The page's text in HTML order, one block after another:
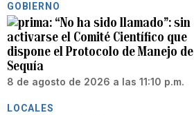
GOBIERNO
“No ha sido llamado”: sin
activarse el Comité Científico que
dispone el Protocolo de Manejo de
Sequía
8 de agosto de 2026 a las 11:10 p.m.
LOCALES